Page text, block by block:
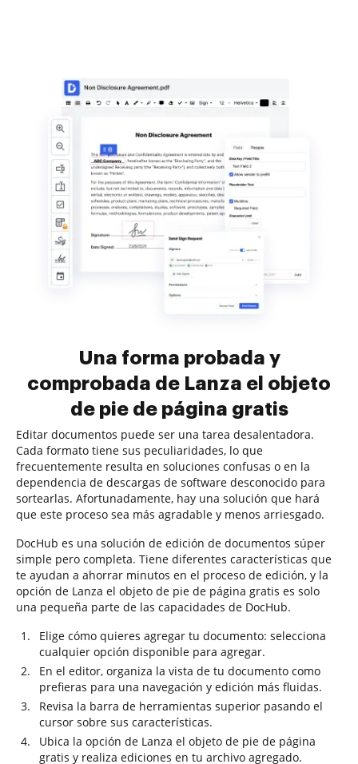
Una forma probada y
comprobada de Lanza el objeto
de pie de página gratis
Editar documentos puede ser una tarea desalentadora.
Cada formato tiene sus peculiaridades, lo que
frecuentemente resulta en soluciones confusas o en la
dependencia de descargas de software desconocido para
sortearlas. Afortunadamente, hay una solución que hará
que este proceso sea más agradable y menos arriesgado.
DocHub es una solución de edición de documentos súper
simple pero completa. Tiene diferentes características que
te ayudan a ahorrar minutos en el proceso de edición, y la
opción de Lanza el objeto de pie de página gratis es solo
una pequeña parte de las capacidades de DocHub.
Elige cómo quieres agregar tu documento: selecciona
cualquier opción disponible para agregar.
En el editor, organiza la vista de tu documento como
prefieras para una navegación y edición más fluidas.
Revisa la barra de herramientas superior pasando el
cursor sobre sus características.
Ubica la opción de Lanza el objeto de pie de página
gratis y realiza ediciones en tu archivo agregado.